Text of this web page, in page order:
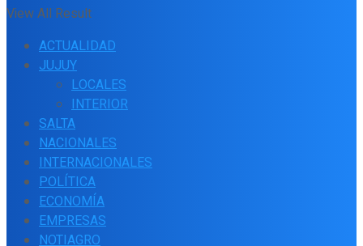
View All Result
ACTUALIDAD
JUJUY
LOCALES
INTERIOR
SALTA
NACIONALES
INTERNACIONALES
POLÍTICA
ECONOMÍA
EMPRESAS
NOTIAGRO